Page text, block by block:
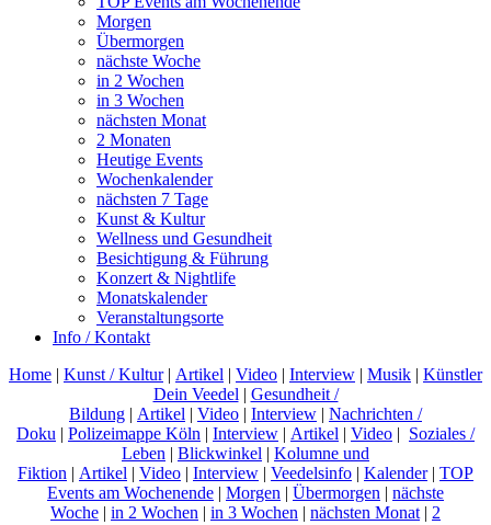
Morgen
Übermorgen
nächste Woche
in 2 Wochen
in 3 Wochen
nächsten Monat
2 Monaten
Heutige Events
Wochenkalender
nächsten 7 Tage
Kunst & Kultur
Wellness und Gesundheit
Besichtigung & Führung
Konzert & Nightlife
Monatskalender
Veranstaltungsorte
Info / Kontakt
Home | Kunst / Kultur| Artikel | Video | Interview | Musik | Künstler
Dein Veedel | Gesundheit /
Bildung | Artikel | Video | Interview | Nachrichten /
Doku | Polizeimappe Köln | Interview | Artikel | Video | Soziales /
Leben | Blickwinkel | Kolumne und
Fiktion | Artikel | Video | Interview | Veedelsinfo | Kalender| TOP
Events am Wochenende | Morgen | Übermorgen | nächste
Woche | in 2 Wochen | in 3 Wochen | nächsten Monat | 2